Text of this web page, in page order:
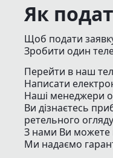
Як
Щоб подати
Зробити один
Перейти в наш
Написати
Наші менеджери
Ви дізнаєтесь
ретельного
З нами Ви можете
Ми надаємо